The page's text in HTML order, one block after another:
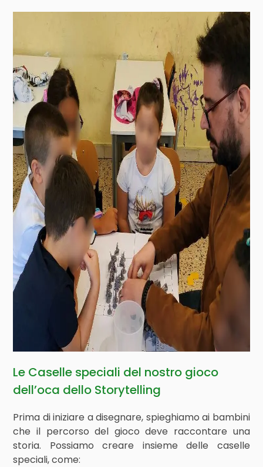
Le Caselle speciali del nostro gioco
dell’oca dello Storytelling
Prima di iniziare a disegnare, spieghiamo ai bambini
che il percorso del gioco deve raccontare una
storia. Possiamo creare insieme delle caselle
speciali, come: